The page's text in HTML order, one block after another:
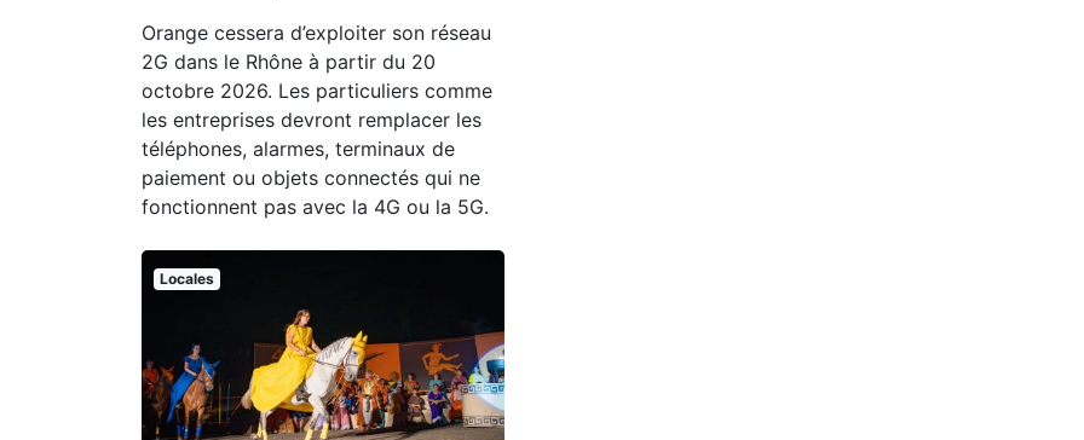
Orange cessera d’exploiter son réseau
2G dans le Rhône à partir du 20
octobre 2026. Les particuliers comme
les entreprises devront remplacer les
téléphones, alarmes, terminaux de
paiement ou objets connectés qui ne
fonctionnent pas avec la 4G ou la 5G.
Locales